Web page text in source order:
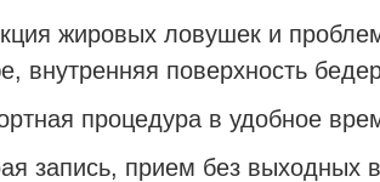
жировых ловушек и
внутренняя поверхность
процедура в удобное
запись, прием без выходных